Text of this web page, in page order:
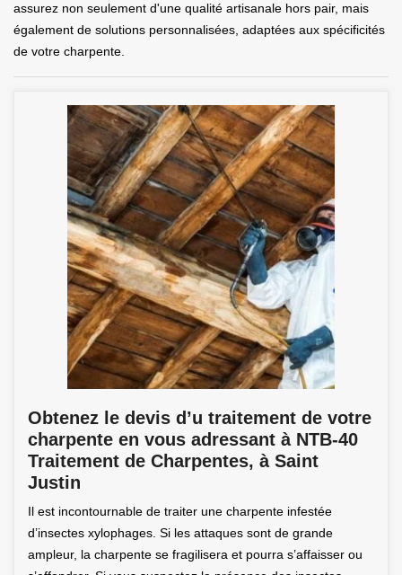
assurez non seulement d'une qualité artisanale hors pair, mais
également de solutions personnalisées, adaptées aux spécificités
de votre charpente.
Obtenez le devis d’u traitement de votre
charpente en vous adressant à NTB-40
Traitement de Charpentes, à Saint
Justin
Il est incontournable de traiter une charpente infestée
d’insectes xylophages. Si les attaques sont de grande
ampleur, la charpente se fragilisera et pourra s’affaisser ou